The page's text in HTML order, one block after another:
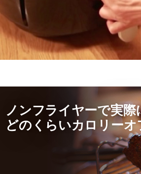
ノンフライヤーで実際
ど の く ら いカロリー